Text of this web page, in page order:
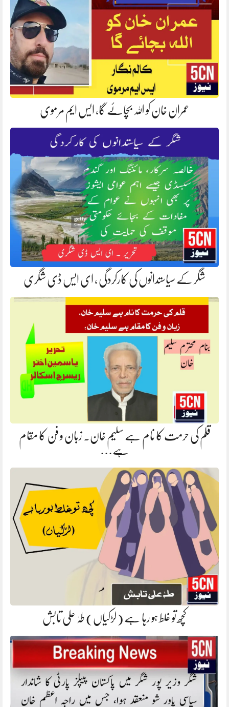
عمران خان کو اللہ بچائے گا, ایس ایم مرموی
شگر کے سیاستدانوں کی کارکردگی ، ای ایس ڈی شگری
قلم کی حرمت کا نام ہے سلیم خان۔ زبان و فن کا مقام
ہے…
کچھ تو غلط ہو رہا ہے (لڑکیاں) طہٰ علی تابش